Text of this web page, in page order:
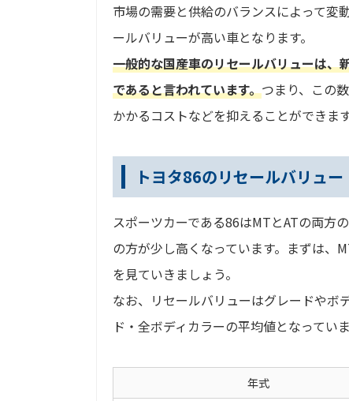
市場の需要と供給のバランスによって変
ールバリューが高い車となります。
一般的な国産車のリセールバリューは、
であると言われています。つまり、この
かかるコストなどを抑えることができます
トヨタ86のリセールバリュー
スポーツカーである86はMTとATの両方
の方が少し高くなっています。まずは、
を見ていきましょう。
なお、リセールバリューはグレードやボ
ド・全ボディカラーの平均値となっていま
年式